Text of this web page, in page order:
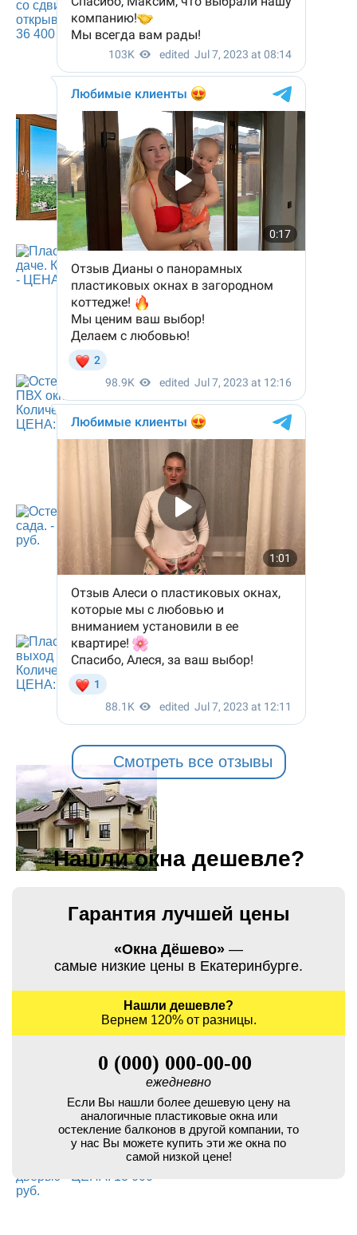
Смотреть все отзывы
Нашли окна дешевле?
Гарантия лучшей цены
«Окна Дёшево» —
самые низкие цены в Екатеринбурге.
Нашли дешевле?
Вернем 120% от разницы.
0 (000) 000-00-00
ежедневно
Если Вы нашли более дешевую цену на
аналогичные пластиковые окна или
остекление балконов в другой компании, то
у нас Вы можете купить эти же окна по
самой низкой цене!